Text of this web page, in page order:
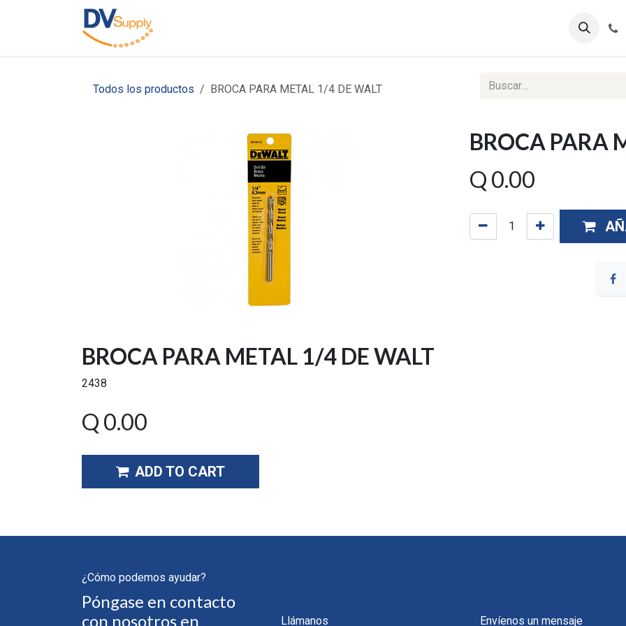
Reportes Web
Todos los productos BROCA PARA METAL 1/4 DE WALT
BROCA PARA
Q 0.00
BROCA PARA METAL 1/4 DE WALT
2438
Q 0.00
ADD TO CART
¿Cómo podemos ayudar?
Póngase en contacto
con nosotros en
Llámanos Envíenos un mensaje